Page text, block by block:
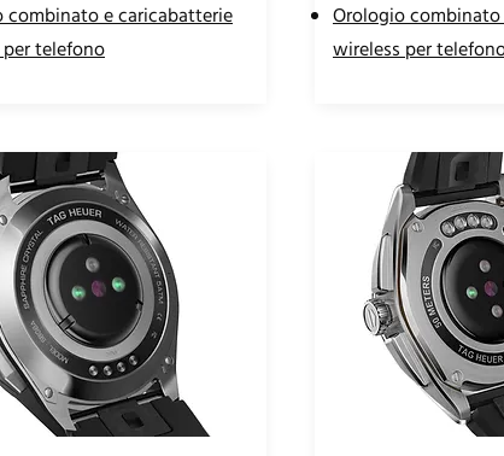
combinato e caricabatterie
telefono
Orologio
wireless per